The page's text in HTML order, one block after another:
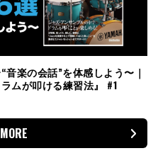
楽の会話”を体感しよう〜｜
ムが叩ける練習法』 #1